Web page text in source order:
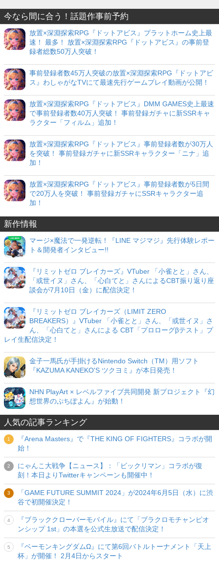
今なら間に合う！話題作事前予約
放置×深淵探索RPG『ドットアビス』プラットホーム史上最
速！ 最多！ 放置×深淵探索RPG『ドットアビス』の事前登
録者総数50万人突破！
事前登録者数45万人突破の放置×深淵探索RPG『ドットアビ
ス』わしゃがなTVにて最速先行ゲームプレイ動画が公開！
放置×深淵探索RPG『ドットアビス』DMM GAMES史上最速
で事前登録者数40万人突破！ 事前登録ガチャに新SSRキャ
ラクター「フィルム」追加！
放置×深淵探索RPG『ドットアビス』事前登録者数が30万人
を突破！ 事前登録ガチャに新SSRキャラクター「ニナ」追
加！
放置×深淵探索RPG『ドットアビス』事前登録者数が5日間
で20万人を突破！ 事前登録ガチャにSSRキャラクター追
加！
新作情報
マージ×魔法で一発逆転！『LINE マジマジ』先行体験レポー
ト＆開発者インタビュー!!
『リミットゼロ ブレイカーズ』VTuber 「小雀とと」さん、
「或世イヌ」さん、「心白てと」さんによるCBT振り返り座
談会が7月10日（金）に配信決定！
『リミットゼロ ブレイカーズ（LIMIT ZERO
BREAKERS）』VTuber 「小雀とと」さん、「或世イヌ」さ
ん、「心白てと」さんによる CBT「プロローグβテスト」プ
レイ生配信決定！
金子一馬氏が手掛けるNintendo Switch（TM）用ソフト
『KAZUMA KANEKO'S ツクヨミ』が本日発売！
NHN PlayArt × レベルファイブ共同開発 新プロジェクト『幻
想世界のぷちぽよん』が始動！
人気の記事ランキング
『Arena Masters』で『THE KING OF FIGHTERS』コラボが開
始！
にゃんこ大戦争【ニュース】：「ビックリマン」コラボが復
刻！本日よりTwitterキャンペーンも開催中！
「GAME FUTURE SUMMIT 2024」が2024年6月5日（水）に渋
谷で初開催決定！
『ブラッククローバーモバイル』にて「ブラクロモチャンピオ
ンシップ 1st」の本選を公式生放送で配信決定！
『ベーモンキングダムΩ』にて第6回バトルトーナメント「天上
杯」が開催！ 2月4日からスタート